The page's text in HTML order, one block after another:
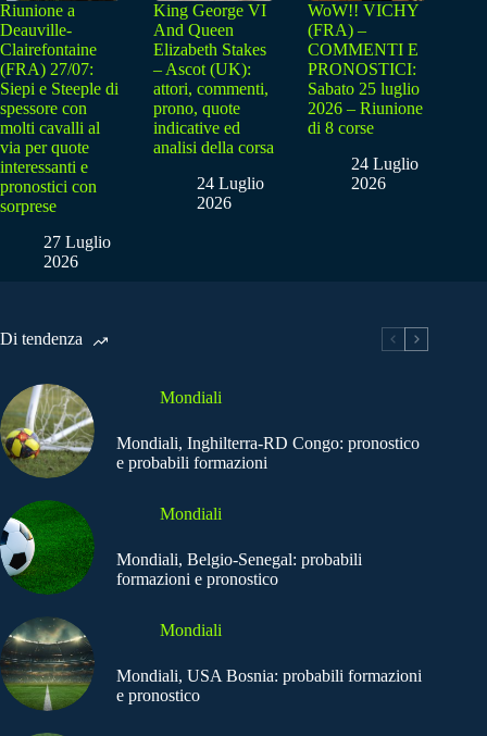
Riunione a
Deauville-
Clairefontaine
(FRA) 27/07:
Siepi e Steeple di
spessore con
molti cavalli al
via per quote
interessanti e
pronostici con
sorprese
27 Luglio
2026
King George VI
And Queen
Elizabeth Stakes
– Ascot (UK):
attori, commenti,
prono, quote
indicative ed
analisi della corsa
24 Luglio
2026
WoW!! VICHY
(FRA) –
COMMENTI E
PRONOSTICI:
Sabato 25 luglio
2026 – Riunione
di 8 corse
24 Luglio
2026
Di tendenza
Mondiali
Mondiali, Inghilterra-RD Congo: pronostico
e probabili formazioni
Mondiali
Mondiali, Belgio-Senegal: probabili
formazioni e pronostico
Mondiali
Mondiali, USA Bosnia: probabili formazioni
e pronostico